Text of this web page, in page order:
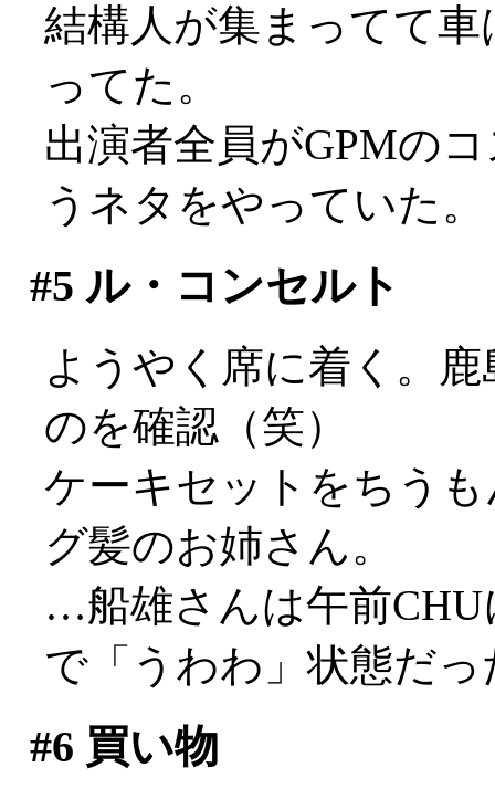
結構人が集まってて
ってた。
出演者全員がGPMの
うネタをやっていた。
#5 ル・コンセルト
ようやく席に着く。
のを確認（笑）
ケーキセットをちう
グ髪のお姉さん。
…船雄さんは午前
で「うわわ」状態だ
#6 買い物